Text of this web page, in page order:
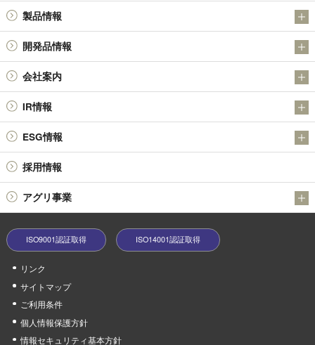
お知らせ
IR
製品情報
アンチモン製品
金属粉末製品（日本アトマイズ加工株式会社）
その他の製品
技術情報
開発品情報
日本精鉱（株）の金属硫化物SULMICSシリーズの開発について
日本精鉱（株）の四酸化アンチモン
会社案内
会社概要
社長メッセージ
基本理念・経営理念
役員体制
会社沿革
IR情報
決算短信
有価証券報告書 / 半期報告書 / 四半期報告書
株主総会
報告書 / 中間報告書 / 株主アンケート
業績ハイライト
中期経営戦略等
電子公告
コーポレートガバナンス
ESG情報
品質環境方針
環境への取り組み
社会貢献活動
採用情報
アグリ事業
minoriファームやぶ
ISO9001認証取得 ISO14001認証取得
リンク
サイトマップ
ご利用条件
個人情報保護方針
情報セキュリティ基本方針